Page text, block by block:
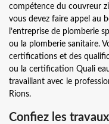
compétence du couvreur
vous devez faire appel au
l’entreprise de plomberie
ou la plomberie sanitaire.
certifications et des
ou la certification Quali
travaillant avec le
Rions.
Confiez les